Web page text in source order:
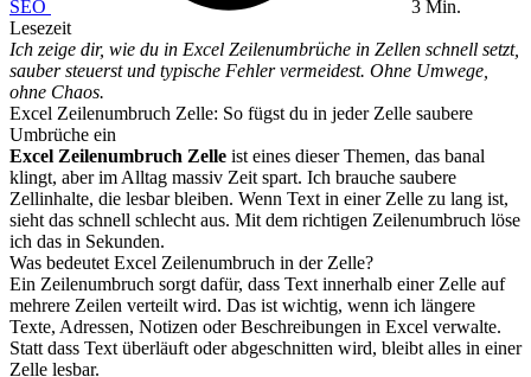
SEO
3 Min.
Lesezeit
Ich zeige dir, wie du in Excel Zeilenumbrüche in Zellen schnell setzt,
sauber steuerst und typische Fehler vermeidest. Ohne Umwege,
ohne Chaos.
Excel Zeilenumbruch Zelle: So fügst du in jeder Zelle saubere
Umbrüche ein
Excel Zeilenumbruch Zelle ist eines dieser Themen, das banal
klingt, aber im Alltag massiv Zeit spart. Ich brauche saubere
Zellinhalte, die lesbar bleiben. Wenn Text in einer Zelle zu lang ist,
sieht das schnell schlecht aus. Mit dem richtigen Zeilenumbruch löse
ich das in Sekunden.
Was bedeutet Excel Zeilenumbruch in der Zelle?
Ein Zeilenumbruch sorgt dafür, dass Text innerhalb einer Zelle auf
mehrere Zeilen verteilt wird. Das ist wichtig, wenn ich längere
Texte, Adressen, Notizen oder Beschreibungen in Excel verwalte.
Statt dass Text überläuft oder abgeschnitten wird, bleibt alles in einer
Zelle lesbar.